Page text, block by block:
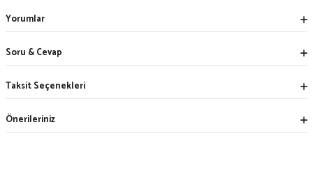
Yorumlar
Soru & Cevap
Taksit Seçenekleri
Önerileriniz